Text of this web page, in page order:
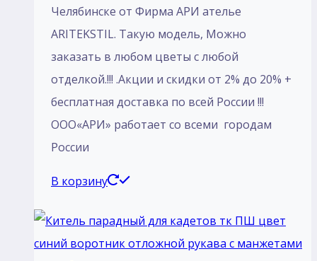
Челябинске от Фирма АРИ ателье
ARITEKSTIL. Такую модель, Mожно
заказать в любом цветы с любой
отделкой.!!! .Акции и скидки от 2% до 20% +
бесплатная доставка по всей России !!!
ООО«АРИ» работает со всеми городам
России
В корзину